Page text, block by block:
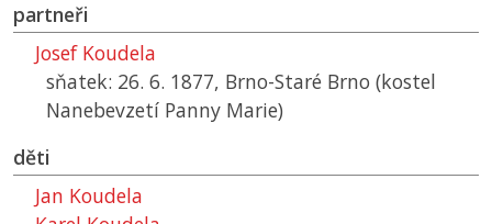
partneři
Josef Koudela
sňatek: 26. 6. 1877, Brno-Staré Brno (kostel
Nanebevzetí Panny Marie)
děti
Jan Koudela